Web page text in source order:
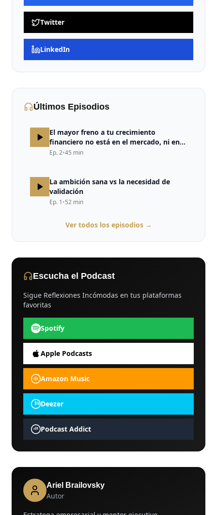
Twitter
LinkedIn
Últimos Episodios
El mayor freno a tu crecimiento
financiero no está en el mercado, ni en
la estrategia, ni en la falta de
Ep.2•45 min
La ambición sana vs la necesidad de
validación
Ep. 1•52 min
Ver todos los episodios →
Escucha el Podcast
Sigue Reflexiones Incómodas en tus plataformas
favoritas
Spotify
Apple Podcasts
Amazon Music
Deezer
Podcast Addict
Ariel Brailovsky
Autor